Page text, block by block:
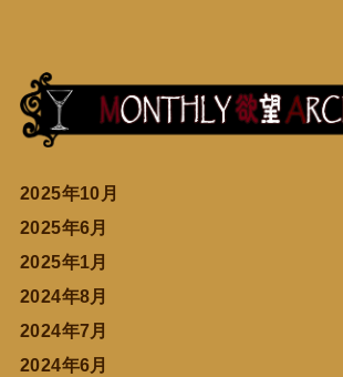
2025年10月
2025年6月
2025年1月
2024年8月
2024年7月
2024年6月